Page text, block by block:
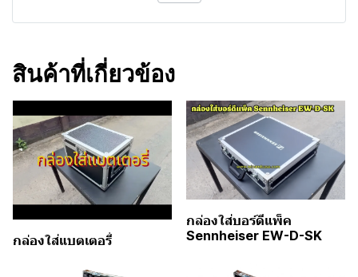
สินค้าที่เกี่ยวข้อง
กล่องใส่แบตเตอรี่
กล่องใส่บอร์ดีแพ็ค
Sennheiser EW-D-SK